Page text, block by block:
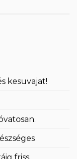
kesuvajat!
friss